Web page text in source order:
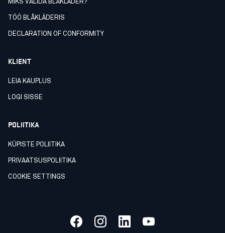
MIKS VALIDA BLÅKLÄDER?
TÖÖ BLÅKLÄDERIS
DECLARATION OF CONFORMITY
KLIENT
LEIA KAUPLUS
LOGI SISSE
POLIITIKA
KÜPISTE POLIITIKA
PRIVAATSUSPOLIITIKA
COOKIE SETTINGS